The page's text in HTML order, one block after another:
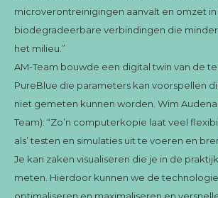
microverontreinigingen aanvalt en omzet in
biodegradeerbare verbindingen die
het milieu.”
AM-Team bouwde een digital twin van de
PureBlue die parameters kan voorspellen
niet gemeten kunnen worden. Wim
Team): “Zo’n computerkopie laat veel
als’ testen en simulaties uit te voeren en
Je kan zaken visualiseren die je in de
meten. Hierdoor kunnen we de